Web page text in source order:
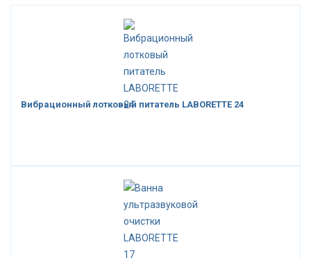
Вибрационный лотковый питатель LABORETTE 24